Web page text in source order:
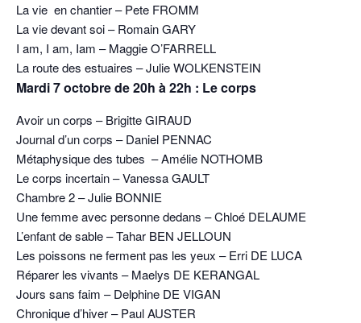
La vie en chantier – Pete FROMM
La vie devant soi – Romain GARY
I am, I am, Iam – Maggie O’FARRELL
La route des estuaires – Julie WOLKENSTEIN
Mardi 7 octobre de 20h à 22h : Le corps
Avoir un corps – Brigitte GIRAUD
Journal d’un corps – Daniel PENNAC
Métaphysique des tubes – Amélie NOTHOMB
Le corps incertain – Vanessa GAULT
Chambre 2 – Julie BONNIE
Une femme avec personne dedans – Chloé DELAUME
L’enfant de sable – Tahar BEN JELLOUN
Les poissons ne ferment pas les yeux – Erri DE LUCA
Réparer les vivants – Maelys DE KERANGAL
Jours sans faim – Delphine DE VIGAN
Chronique d’hiver – Paul AUSTER